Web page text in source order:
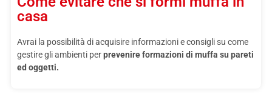
casa
Avrai la possibilità di acquisire informazioni e consigli su come
gestire gli ambienti perprevenire formazioni di muffa su pareti
ed oggetti.